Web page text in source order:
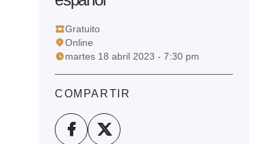
Gratuito
Online
martes 18 abril 2023 - 7:30 pm
COMPARTIR